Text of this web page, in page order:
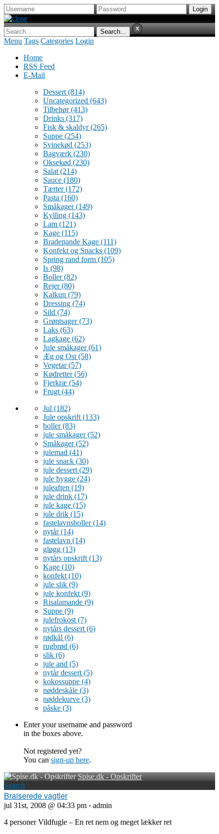
Menu Tags Categories Login
Home
RSS Feed
E-Mail
Dessert (814)
Uncategorized (643)
Tilbehør(413)
Drinks (317)
Fisk & skaldyr(265)
Suppe (254)
Svinekød (253)
Bagværk (230)
Oksekød (230)
Salat (214)
Sauce (180)
Tærter(172)
Pasta (160)
Småkager(149)
Kylling (143)
Lam (121)
Kage (115)
Bradepande Kage (111)
Konfekt og Snacks (109)
Spring rand form (105)
Is (98)
Boller(82)
Rejer(80)
Kalkun (79)
Dressing (74)
Sild (74)
Grøntsager(73)
Laks (63)
Lagkage (62)
Jule småkager(61)
Æg og Ost (58)
Vegetar(57)
Kødretter(56)
Fjerkræ (54)
Frugt (44)
Jul (182)
Jule opskrift (133)
boller(83)
jule småkager(52)
Småkager(52)
julemad (41)
jule snack (30)
jule dessert (29)
jule hygge (24)
juleaften (19)
jule drink (17)
jule kage (15)
jule drik (15)
fastelavnsboller(14)
nytår(14)
fastelavn (14)
gløgg (13)
nytårs opskrift (13)
Kage (10)
konfekt (10)
jule slik (9)
jule konfekt (9)
Risalamande (9)
Suppe (9)
julefrokost (7)
nytårs dessert (6)
rødkål (6)
rugbrød (6)
slik (6)
jule and (5)
nytår dessert (5)
kokossuppe (4)
nøddeskåle (3)
nøddekurve (3)
påske (3)
Enter your username and password
in the boxes above.
Not registered yet?
You can sign-up here.
Spise.dk - Opskrifter
Search
Braiserede vagtler
jul 31st, 2008 @ 04:33 pm › admin
4 personer Vildfugle – En ret nem og meget lækker ret